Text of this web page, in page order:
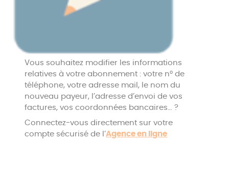
Vous souhaitez modifier les informations
relatives à votre abonnement : votre n° de
téléphone, votre adresse mail, le nom du
nouveau payeur, l’adresse d’envoi de vos
factures, vos coordonnées bancaires… ?
Connectez-vous directement sur votre
compte sécurisé de l’Agence en ligne